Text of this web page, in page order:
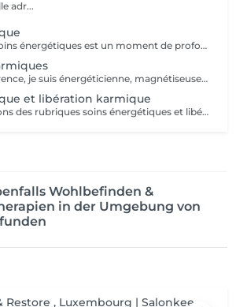
adr...
Une séance de Soins énergétiques est un moment de profond bien-être et de lâcher-prise, un moment précieux pour vous reconnecter avec vous-même. L'harmonisation énergétique permet de prendre soin de soi sans être envahi par le mental et les émotions, de libérer les blocages et mémoires du passé, de (re)trouver pleinement son potentiel d'énergie, sa force vitale et créatrice, de s'aimer et s'accepter et enfin, vivre l'amour inconditionnel, d'être en paix avec soi même et de ressentir centrage et légèreté. Les soins énergétiques que je pratique nettoient les différents corps énergétiques (physique, émotionnel, mental, spirituel) et visent à dissoudre les blocages et les croyances limitantes qui nous empêchent d'avancer positivement dans la vie. Avant tout travail énergétique, quelle que soit la méthode holistique, il est important de procéder à un diagnostic énergétique de la personne. A qui s'adresse le soin énergétique ? Ils peuvent être réalisés sur tout le monde, à tous âges, quelques soient les antécédents, les maladies et les traitements en cours. Les Soins Energétiques ne présentent pas de contre-indication, prévoir juste un temps de repos après une séance. A noter que ces thérapies ne remplacent pas, en aucun cas, la médecine conventionnelle. Mon approche énergétique est dépouillée de toute attache religieuse et ne demande pas au consultant de cheminement spirituel particulier. NB : chaque minute additionnelle au temps prévu sera facturée 1€. Merci. Pour une première expérience, choisissez la séance de 75 mn.
Je m'appelle Florence, je suis énergéticienne, magnétiseuse, passeuse d'âme, karmathérapeute et médium clairaudiente et clairvoyante. Les soins karmiques que je propose sont des soins énergétiques qui vont essentiellement travailler sur votre structure énergétique reliée à votre vie actuelle afin de libérer et nettoyer les empreintes de ces mémoires ancestrales négatives. Les soins karmiques et transgénérationnels consistent à aller libérer des mémoires, des blessures et blocages issus de nos vies antérieures dont votre structure énergétique porte encore l'empreinte. Certaines de ces mémoires douloureuses se rattachent directement à votre âme, d'autres sont associées à votre famille, dans ce cas nous parlons de mémoires transgénérationnelles. Lorsque je travaille sur des mémoires karmiques, grâce à la médiumnité, je peux retracer vos vies antérieures et voir précisément les blocages, les blessures, les émotions négatives liés à vos problèmes actuels. Vous allez vivre des moments de partage, et vous sentirez cette libération karmique par des sensations d'apaisement et de soulagement. Je conseille de faire dans un premier temps le soin énergétique et ensuite le soin libération karmique. Voter traitement en sera beaucoup plus efficace Vous allez prendre conscience pour quelles raisons vous êtes attiré par certains lieux, certaines personnalités etc. Cela donnera l'explication également sur vos comportements, vos préférences, vos craintes. NB : pour chaque minute additionnelle au temps prévu sera facturée 1€. Merci
et libération karmique
Voir les explications des rubriques soins énergétiques et libérations karmiques. Pour chaque minute additionnelle au temps prévu, 1€ sera facturé. Merci de votre compréhension.
Wohlbefinden &
in der Umgebung von